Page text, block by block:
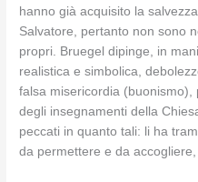
hanno già acquisito la
Salvatore, pertanto non sono
propri. Bruegel dipinge, in
realistica e simbolica,
falsa misericordia (buonismo),
degli insegnamenti della
peccati in quanto tali: li ha
da permettere e da